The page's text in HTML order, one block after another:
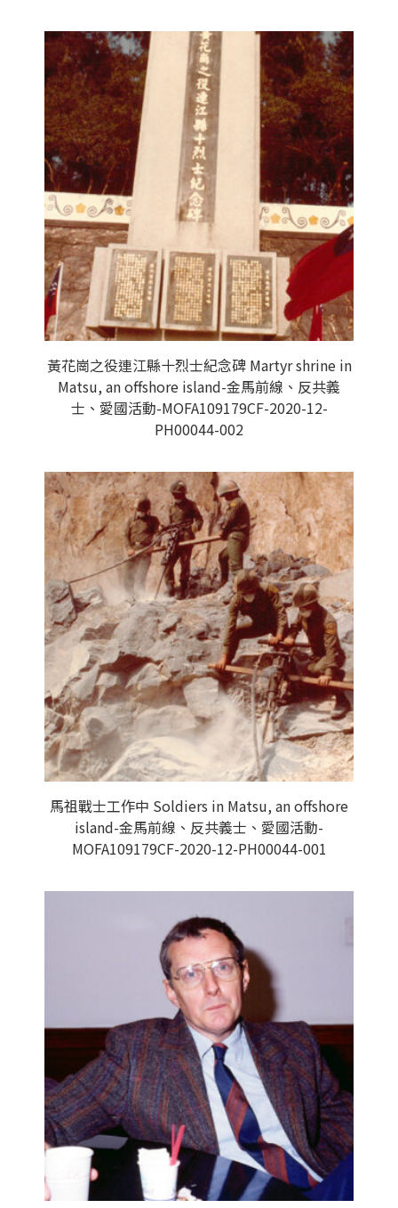
黃花崗之役連江縣十烈士紀念碑 Martyr shrine in
Matsu, an offshore island-金馬前線、反共義
士、愛國活動-MOFA109179CF-2020-12-
PH00044-002
馬祖戰士工作中 Soldiers in Matsu, an offshore
island-金馬前線、反共義士、愛國活動-
MOFA109179CF-2020-12-PH00044-001